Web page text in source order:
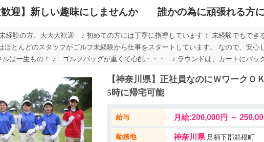
歓迎】新しい趣味にしませんか 誰かの為に頑張れる方
経験の方、大大大歓迎 ♪ 初めての方には丁寧に指導しています！ 未経験でもでき
ほとんどのスタッフがゴルフ未経験から仕事をスタートしています。 なので、安
ルは一生もの！ ♪ ゴルフバッグが重くて心配・・・ ♪ ラウンドは、カートにバッ
心！遠方の方ももちろんOK！ 生活費をおさえて、きちんと貯金もできます！ 入居
お気軽にどうぞ！ Web応募なら24時間いつでも受付中です。 ご応募をお待ちしてお
【神奈川県】正社員なのにＷワーク
5時に帰宅可能
給与 月給:200,000円 ～
勤務地 神奈川県足柄下郡箱根町